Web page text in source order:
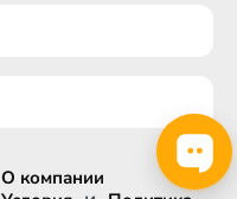
О компании